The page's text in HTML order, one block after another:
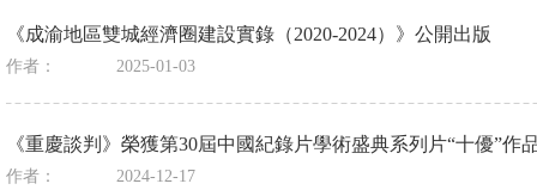
《成渝地區雙城經濟圈建設實錄（2020-2024）》公開出版
作者： 2025-01-03
《重慶談判》榮獲第30屆中國紀錄片學術盛典系列片“十優”作
作者： 2024-12-17